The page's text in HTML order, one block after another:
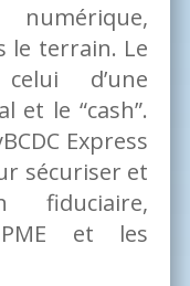
le terrain. Le
d’une
et le “cash”.
Express
sécuriser et
fiduciaire,
et les